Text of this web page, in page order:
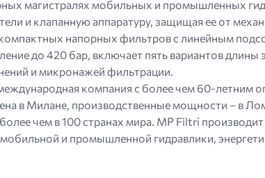
магистралях мобильных и промышленных
и клапанную аппаратуру, защищая ее от
напорных фильтров с линейным
до 420 бар, включает пять вариантов
и микронажей фильтрации.
компания с более чем 60-летним
в Милане, производственные мощности – в
чем в 100 странах мира. MP Filtri
и промышленной гидравлики,